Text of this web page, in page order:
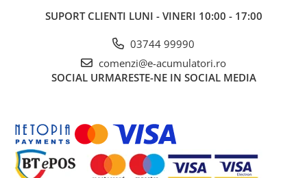
structurata
Tablouri electrice
Lumina (Becuri si Lanterne)
Cablu de date si Adaptoare
Solutii solare portabile
Lichidare de stoc
SUPORT CLIENTI LUNI - VINERI 10:00 - 17:00
03744 99990
comenzi@e-acumulatori.ro
SOCIAL URMARESTE-NE IN SOCIAL MEDIA